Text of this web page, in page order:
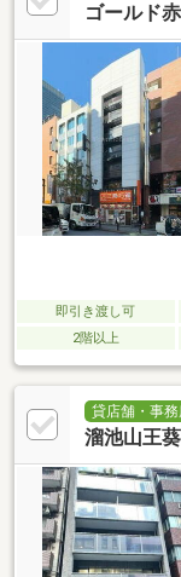
ゴールド
即引き渡し可
2階以上
貸店舗・事
溜池山王